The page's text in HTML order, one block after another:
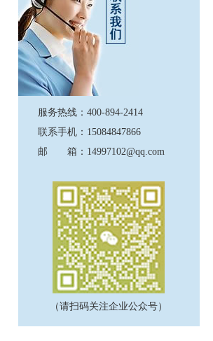
服务热线：400-894-2414
联系手机：15084847866
邮 箱：14997102@qq.com
（请扫码关注企业公众号）